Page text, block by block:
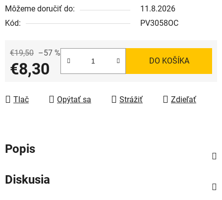
Môžeme doručiť do:
11.8.2026
Kód:
PV3058OC
€19,50 –57 %
€8,30 DO KOŠÍKA
Tlač Opýtať sa Strážiť Zdieľať
Popis
Diskusia